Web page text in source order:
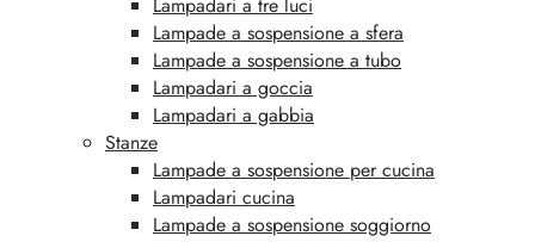
Lampadari a tre luci
Lampade a sospensione a sfera
Lampade a sospensione a tubo
Lampadari a goccia
Lampadari a gabbia
Stanze
Lampade a sospensione per cucina
Lampadari cucina
Lampade a sospensione soggiorno